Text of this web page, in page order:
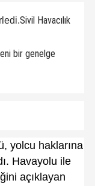
Sivil Havacılık
bir genelge
yolcu haklarına
Havayolu ile
açıklayan